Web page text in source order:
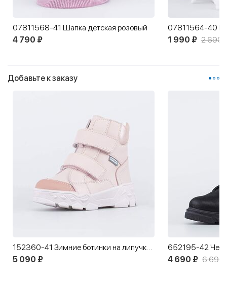
07811568-41 Шапка детская розовый
4 790 ₽
07811564-40
1 990 ₽ 2 690
Добавьте к заказу
152360-41 Зимние ботинки на липучках для девочки
5 090 ₽
4 690 ₽ 6 690